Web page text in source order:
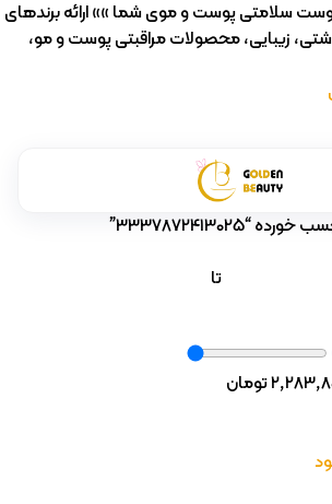
سلامتی پوست و موی شما »» ارائه برندهای
زیبایی، محصولات مراقبتی پوست و مو،
تا
تومان